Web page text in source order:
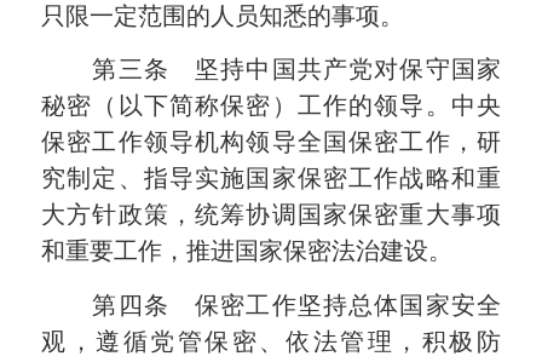
只限一定范围的人员知悉的事项。
第三条 坚持中国共产党对保守国家
秘密（以下简称保密）工作的领导。中央
保密工作领导机构领导全国保密工作，研
究制定、指导实施国家保密工作战略和重
大方针政策，统筹协调国家保密重大事项
和重要工作，推进国家保密法治建设。
第四条 保密工作坚持总体国家安全
观，遵循党管保密、依法管理，积极防